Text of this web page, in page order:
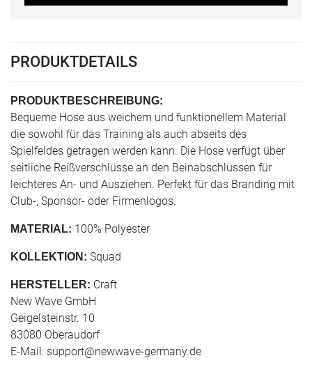
PRODUKTDETAILS
PRODUKTBESCHREIBUNG:
Bequeme Hose aus weichem und funktionellem Material
die sowohl für das Training als auch abseits des
Spielfeldes getragen werden kann. Die Hose verfügt über
seitliche Reißverschlüsse an den Beinabschlüssen für
leichteres An- und Ausziehen. Perfekt für das Branding mit
Club-, Sponsor- oder Firmenlogos.
MATERIAL: 100% Polyester
KOLLEKTION: Squad
HERSTELLER: Craft
New Wave GmbH
Geigelsteinstr. 10
83080 Oberaudorf
E-Mail: support@newwave-germany.de